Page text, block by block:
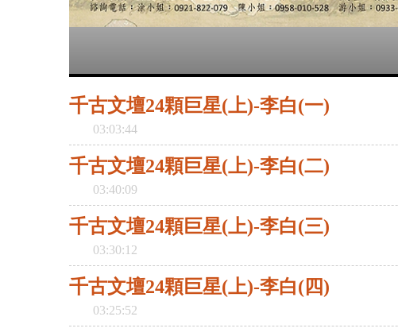
千古文壇24顆巨星(上)-李白(一)
03:03:44
千古文壇24顆巨星(上)-李白(二)
03:40:09
千古文壇24顆巨星(上)-李白(三)
03:30:12
千古文壇24顆巨星(上)-李白(四)
03:25:52